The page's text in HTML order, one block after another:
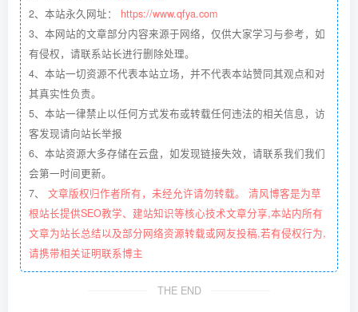
2、本站永久网址： https://www.qfya.com
3、本网站的文章部分内容来源于网络，仅供大家学习与参考，如
有侵权，请联系站长进行删除处理。
4、本站一切资源不代表本站立场，并不代表本站赞同其观点和对
其真实性负责。
5、本站一律禁止以任何方式发布或转载任何违法的相关信息，访
客发现请向站长举报
6、本站资源大多存储在云盘，如发现链接失效，请联系我们我们
会第一时间更新。
7、 文章版权归作者所有，未经允许请勿转载。 清风博客是为草
根站长提供SEO教学、建站知识等核心技术文章分享,本站内所有
文章为站长总结以及部分网络资源转载或网友投稿,若有侵权行为,
请携带相关证明联系博主
THE END